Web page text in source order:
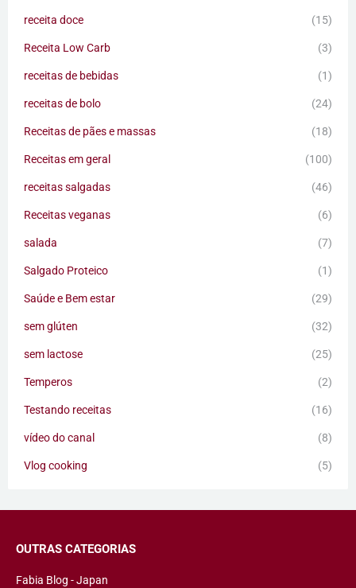
receita doce (15)
Receita Low Carb (3)
receitas de bebidas (1)
receitas de bolo (24)
Receitas de pães e massas (18)
Receitas em geral (100)
receitas salgadas (46)
Receitas veganas (6)
salada (7)
Salgado Proteico (1)
Saúde e Bem estar (29)
sem glúten (32)
sem lactose (25)
Temperos (2)
Testando receitas (16)
vídeo do canal (8)
Vlog cooking (5)
OUTRAS CATEGORIAS
Fabia Blog - Japan